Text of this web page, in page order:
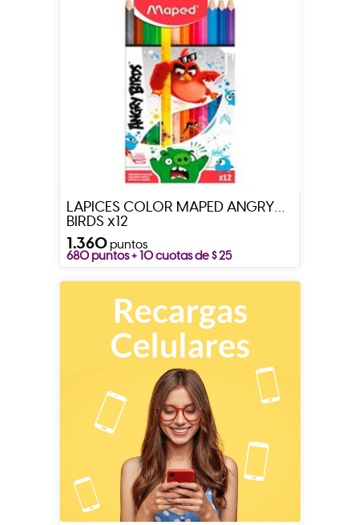
LAPICES COLOR MAPED ANGRY
BIRDS x12
1.360puntos
680 puntos + 10 cuotas de $ 25